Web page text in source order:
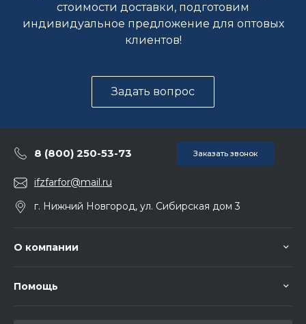
стоимости доставки, подготовим
индивидуальное предложение для оптовых
клиентов!
Задать вопрос
8 (800) 250-53-73 Заказать звонок
ifzfarfor@mail.ru
г. Нижний Новгород, ул. Сибирская дом 3
О компании
Помощь